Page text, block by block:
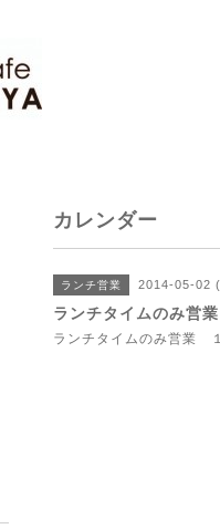
カレンダー
ランチ営業 2014-05-02
ランチタイムのみ営業
ランチタイムのみ営業